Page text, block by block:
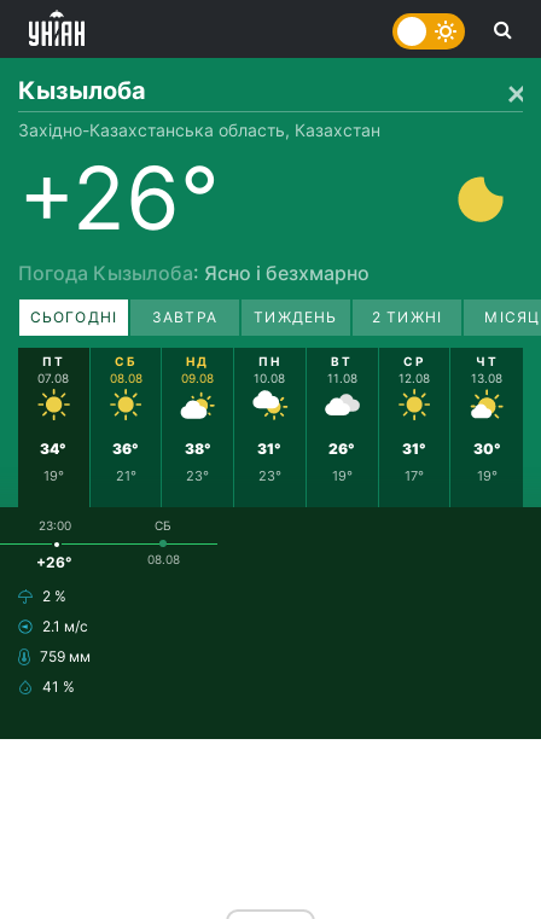
Кызылоба
Західно-Казахстанська область, Казахстан
+26°
Погода Кызылоба: Ясно і безхмарно
СЬОГОДНІ ЗАВТРА ТИЖДЕНЬ 2 ТИЖНІ
ПТ
07.08
34°
19°
СБ
08.08
36°
21°
НД
09.08
38°
23°
ПН
10.08
31°
23°
ВТ
11.08
26°
19°
СР
12.08
31°
17°
ЧТ
13.08
30°
19°
23:00
+26°
2 %
2.1 м/с
759 мм
41 %
СБ
08.08